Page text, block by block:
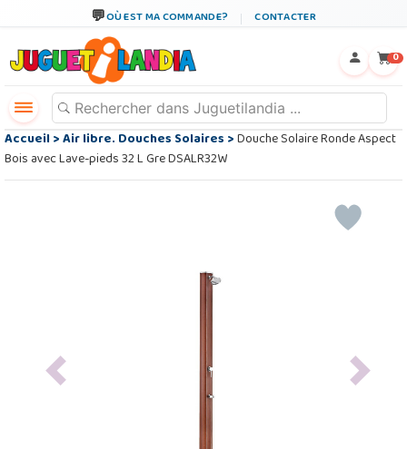
OÙ EST MA COMMANDE? CONTACTER
0
Accueil>Air libre. Douches Solaires>Douche Solaire Ronde Aspect
Bois avec Lave-pieds 32 L Gre DSALR32W
Previous Next